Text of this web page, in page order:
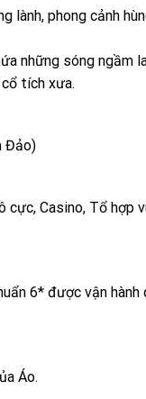
lành, phong cảnh
những sóng ngầm
tích xưa.
Đảo)
cực, Casino, Tổ hợp
6* được vận hành
Áo.